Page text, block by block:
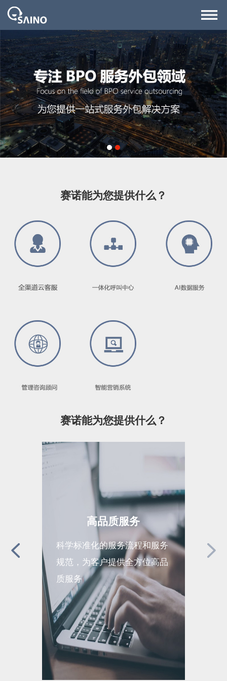
1 2
赛诺能为您提供什么？
赛诺能为您提供什么？
高品质服务
科学标准化的服务流程和服务
规范，为客户提供全方位高品
质服务
全面